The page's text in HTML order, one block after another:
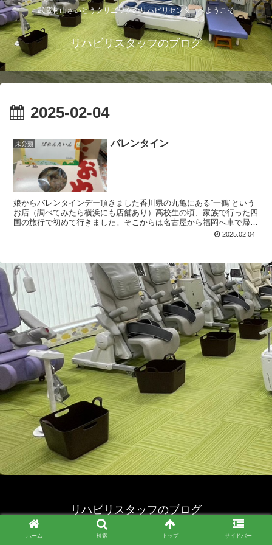
武蔵村山さいとうクリニックのリハビリセンターへようこそ
リハビリスタッフのブログ
2025-02-04
未分類 バレンタイン
娘からバレンタインデー頂きました香川県の丸亀にある”一鶴”という
お店（調べてみたら横浜にも店舗あり）高校生の頃、家族で行った四
国の旅行で初めて行きました。そこからは名古屋から福岡へ車で帰る
途中に立ち寄ったり、お取り寄せしたりとやってましたが...2025.02.04
リハビリスタッフのブログ
© 2023 リハビリスタッフのブログ.
ホーム 検索 トップ サイドバー